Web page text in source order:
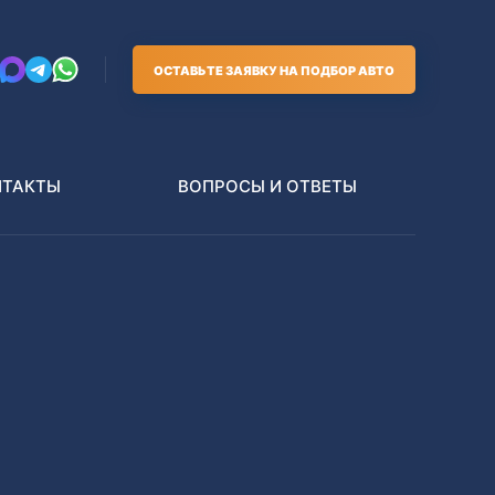
ОСТАВЬТЕ ЗАЯВКУ НА ПОДБОР АВТО
ВОПРОСЫ И ОТВЕТЫ